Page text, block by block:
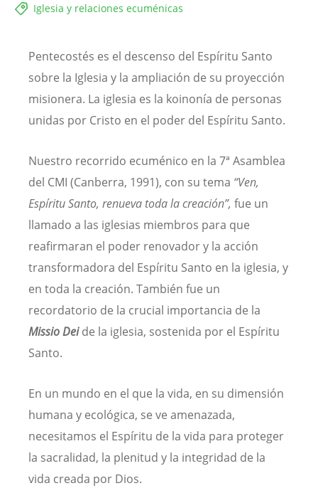
Iglesia y relaciones ecuménicas
Pentecostés es el descenso del Espíritu Santo
sobre la Iglesia y la ampliación de su proyección
misionera. La iglesia es la koinonía de personas
unidas por Cristo en el poder del Espíritu Santo.
Nuestro recorrido ecuménico en la 7ª Asamblea
del CMI (Canberra, 1991), con su tema “Ven,
Espíritu Santo, renueva toda la creación”, fue un
llamado a las iglesias miembros para que
reafirmaran el poder renovador y la acción
transformadora del Espíritu Santo en la iglesia, y
en toda la creación. También fue un
recordatorio de la crucial importancia de la
Missio Deide la iglesia, sostenida por el Espíritu
Santo.
En un mundo en el que la vida, en su dimensión
humana y ecológica, se ve amenazada,
necesitamos el Espíritu de la vida para proteger
la sacralidad, la plenitud y la integridad de la
vida creada por Dios.